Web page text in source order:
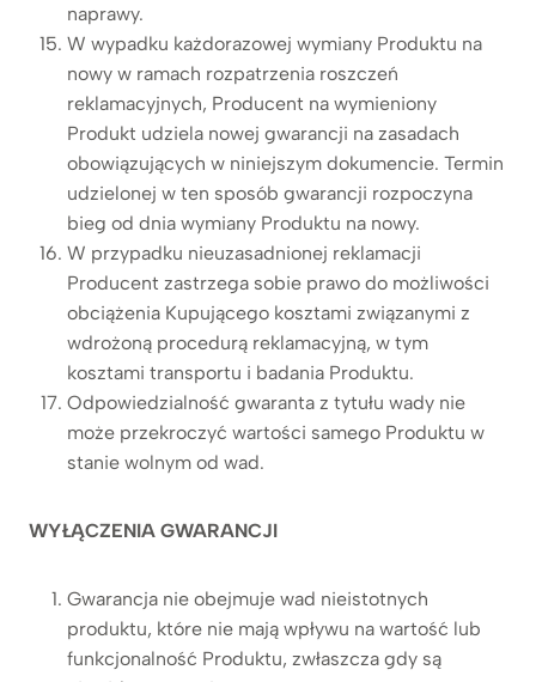
naprawy.
W wypadku każdorazowej wymiany Produktu na
nowy w ramach rozpatrzenia roszczeń
reklamacyjnych, Producent na wymieniony
Produkt udziela nowej gwarancji na zasadach
obowiązujących w niniejszym dokumencie. Termin
udzielonej w ten sposób gwarancji rozpoczyna
bieg od dnia wymiany Produktu na nowy.
W przypadku nieuzasadnionej reklamacji
Producent zastrzega sobie prawo do możliwości
obciążenia Kupującego kosztami związanymi z
wdrożoną procedurą reklamacyjną, w tym
kosztami transportu i badania Produktu.
Odpowiedzialność gwaranta z tytułu wady nie
może przekroczyć wartości samego Produktu w
stanie wolnym od wad.
WYŁĄCZENIA GWARANCJI
Gwarancja nie obejmuje wad nieistotnych
produktu, które nie mają wpływu na wartość lub
funkcjonalność Produktu, zwłaszcza gdy są